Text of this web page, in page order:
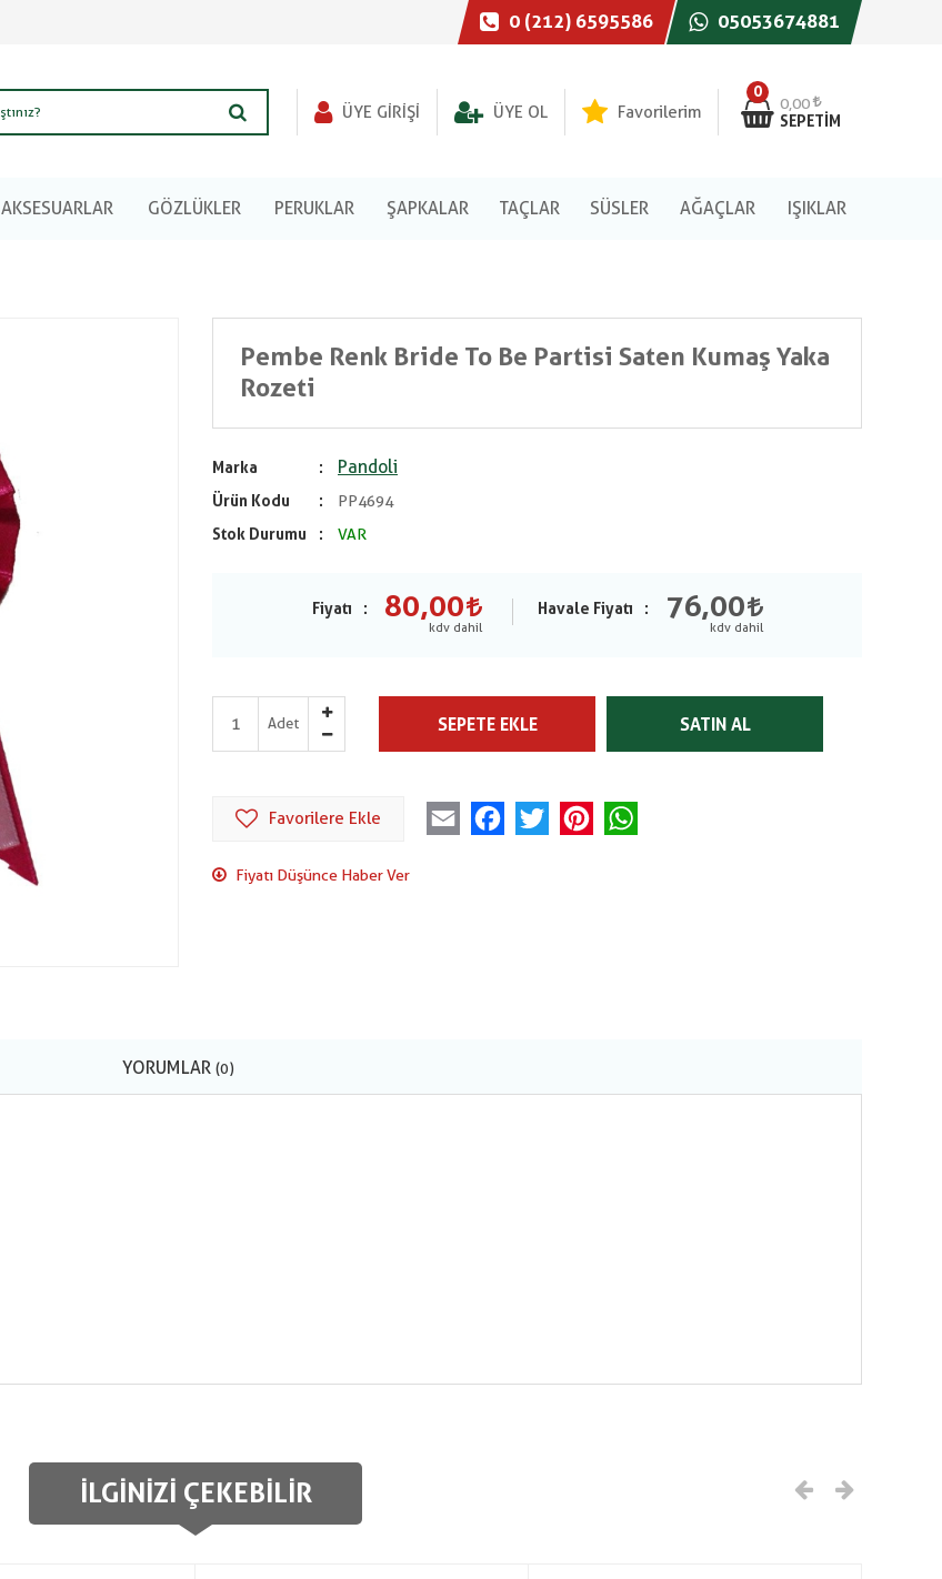
0 (212) 6595586 05053674881
0
0,00
SEPETIM
ÜYE GIRIŞI ÜYE OL Favorilerim
AKSESUARLAR GÖZLÜKLER PERUKLAR ŞAPKALAR TAÇLAR SÜSLER AĞAÇLAR IŞIKLAR
Pembe Renk Bride To Be Partisi Saten Kumaş Yaka
Rozeti
Marka Pandoli
Ürün Kodu
PP4694
Stok Durumu
VAR
Fiyatı 80,00 Havale Fiyatı 76,00
Adet SEPETE EKLE SATIN AL
Favorilere Ekle Email FacebookTwitter Pinterest
Fiyatı Düşünce Haber Ver
YORUMLAR (0)
İLGINIZI ÇEKEBILIR